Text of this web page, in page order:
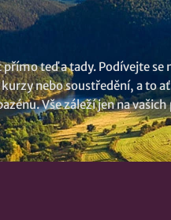
teď a tady. Podívejte
nebo soustředění, a to
Vše záleží jen na
..